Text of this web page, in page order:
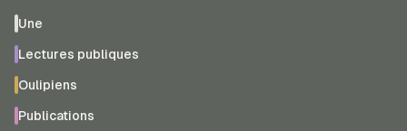
Une
Lectures publiques
Oulipiens
Publications